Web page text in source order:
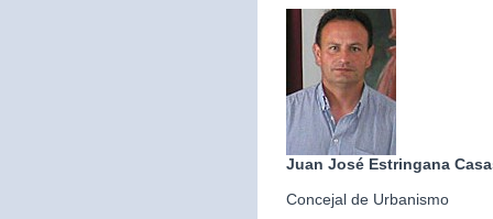
Juan José Estringana
Concejal de Urbanismo